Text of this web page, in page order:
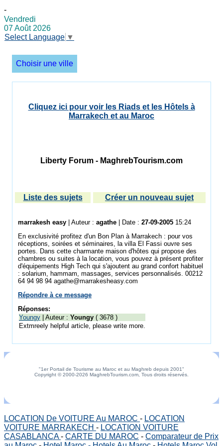
-
Vendredi
07 Août 2026
Select Language ▼
Choisir une ville
Cliquez ici pour voir les Riads et les Hôtels à
Marrakech et au Maroc
Liberty Forum - MaghrebTourism.com
Liste des sujets Créer un nouveau sujet
marrakesh easy | Auteur : agathe | Date : 27-09-2005 15:24
En exclusivité profitez d'un Bon Plan à Marrakech : pour vos
réceptions, soirées et séminaires, la villa El Fassi ouvre ses
portes. Dans cette charmante maison d'hôtes qui propose des
chambres ou suites à la location, vous pouvez à présent profiter
d'équipements High Tech qui s'ajoutent au grand confort habituel
: solarium, hammam, massages, services personnalisés. 00212
64 94 98 94 agathe@marrakesheasy.com
Répondre à ce message
Réponses:
Youngy | Auteur : Youngy ( 3678 )
Extmreely helpful article, please write more.
"1er Portail de Tourisme au Maroc et au Maghreb depuis 2001"
Copyright © 2000-2026 MaghrebTourism.com, Tous droits réservés.
LOCATION De VOITURE Au MAROC - LOCATION
VOITURE MARRAKECH - LOCATION VOITURE
CASABLANCA- CARTE DU MAROC - Comparateur de Prix